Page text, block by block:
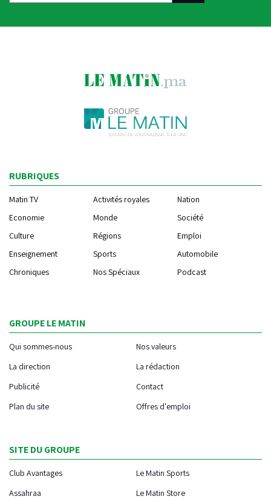
RUBRIQUES
Matin TV Activités royales
Nation
Economie
Monde
Société
Culture
Régions
Emploi
Enseignement
Sports
Automobile
Chroniques
Nos Spéciaux Podcast
GROUPE LE MATIN
Qui sommes-nous
Nos valeurs
La direction
La rédaction
Publicité
Contact
Plan du site
Offres d'emploi
SITE DU GROUPE
Club Avantages
Le Matin Sports
Assahraa
Le Matin Store